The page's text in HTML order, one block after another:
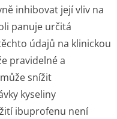
inhibovat její vliv na
panuje určitá
údajů na klinickou
pravidelné a
snížit
kyseliny
ibuprofenu není